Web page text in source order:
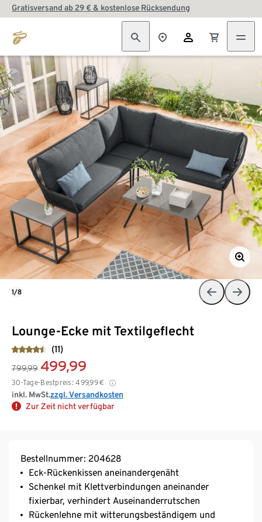
Gratisversand ab 29 € & kostenlose Rücksendung
Lounge-Ecke mit Textilgeflecht
(11)
799,99 499,99
30-Tage-Bestpreis: 499,99€
inkl. MwSt.zzgl. Versandkosten
Zur Zeit nicht verfügbar
1/8
Bestellnummer: 204628
Eck-Rückenkissen aneinandergenäht
Schenkel mit Klettverbindungen aneinander
fixierbar, verhindert Auseinanderrutschen
Rückenlehne mit witterungsbeständigem und